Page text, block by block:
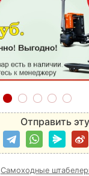
Отправить
Самоходные